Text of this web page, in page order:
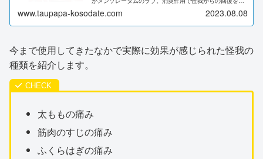
徴や効能を徹底解説しています。
www.taupapa-kosodate.com 2023.08.08
今まで使用してきたなかで実際に効果が感じられた怪我の
種類を紹介します。
太ももの痛み
筋肉のすじの痛み
ふくらはぎの痛み